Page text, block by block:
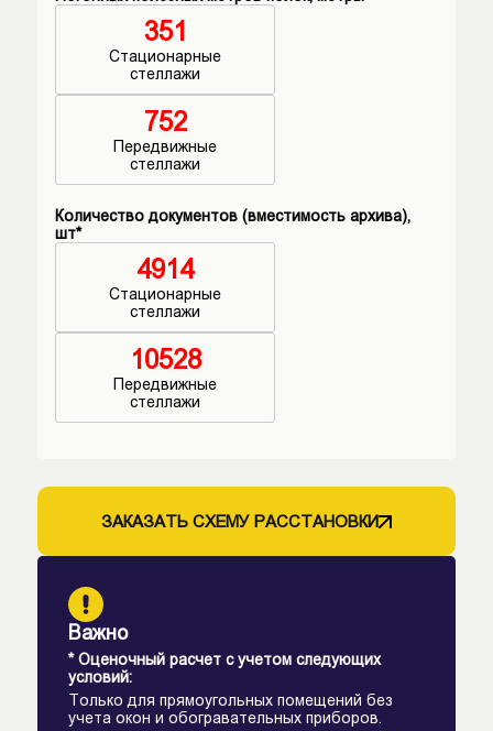
351
Стационарные
стеллажи
752
Передвижные
стеллажи
Количество документов (вместимость архива),
шт*
4914
Стационарные
стеллажи
10528
Передвижные
стеллажи
ЗАКАЗАТЬ СХЕМУ РАССТАНОВКИ
Важно
* Оценочный расчет с учетом следующих
условий:
Только для прямоугольных помещений без
учета окон и обогравательных приборов.